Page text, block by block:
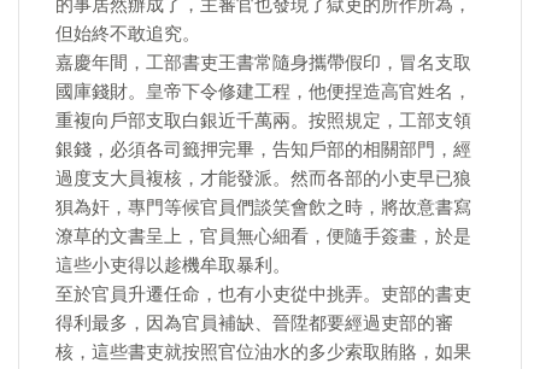
的事居然辦成了，主審官也發現了獄吏的所作所為，
但始終不敢追究。
嘉慶年間，工部書吏王書常隨身攜帶假印，冒名支取
國庫錢財。皇帝下令修建工程，他便捏造高官姓名，
重複向戶部支取白銀近千萬兩。按照規定，工部支領
銀錢，必須各司籤押完畢，告知戶部的相關部門，經
過度支大員複核，才能發派。然而各部的小吏早已狼
狽為奸，專門等候官員們談笑會飲之時，將故意書寫
潦草的文書呈上，官員無心細看，便隨手簽畫，於是
這些小吏得以趁機牟取暴利。
至於官員升遷任命，也有小吏從中挑弄。吏部的書吏
得利最多，因為官員補缺、晉陞都要經過吏部的審
核，這些書吏就按照官位油水的多少索取賄賂，如果